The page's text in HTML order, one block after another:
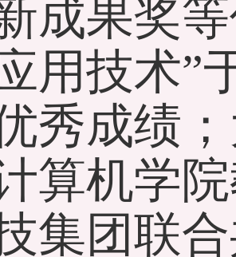
成果奖
用技术”
秀成绩
算机学
集团联